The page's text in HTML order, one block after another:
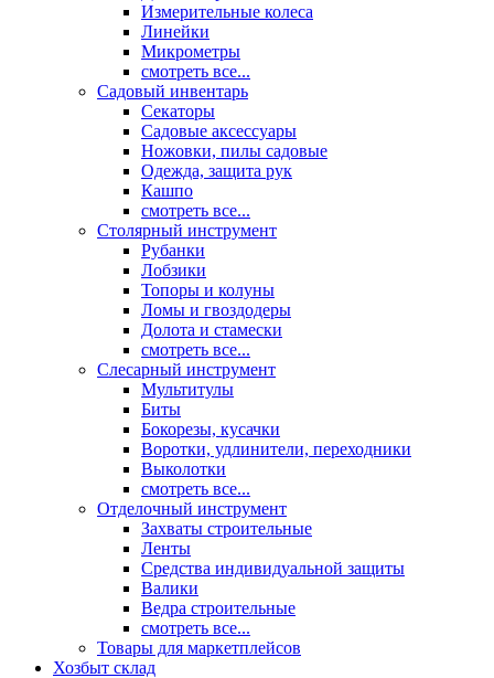
Измерительные колеса
Линейки
Микрометры
смотреть все...
Садовый инвентарь
Секаторы
Садовые аксессуары
Ножовки, пилы садовые
Одежда, защита рук
Кашпо
смотреть все...
Столярный инструмент
Рубанки
Лобзики
Топоры и колуны
Ломы и гвоздодеры
Долота и стамески
смотреть все...
Слесарный инструмент
Мультитулы
Биты
Бокорезы, кусачки
Воротки, удлинители, переходники
Выколотки
смотреть все...
Отделочный инструмент
Захваты строительные
Ленты
Средства индивидуальной защиты
Валики
Ведра строительные
смотреть все...
Товары для маркетплейсов
Хозбыт склад